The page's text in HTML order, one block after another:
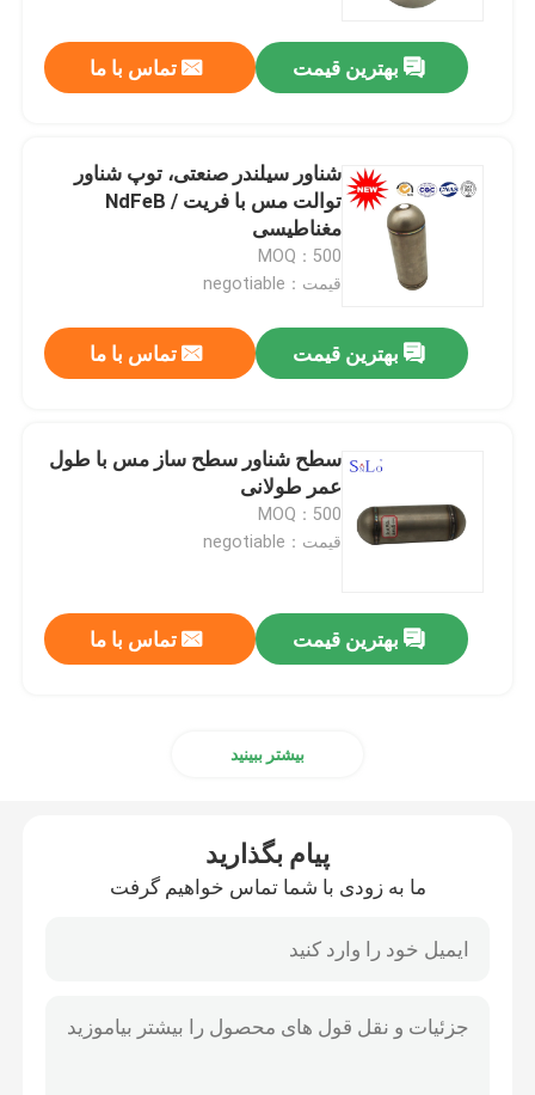
صفحه اصلی
بهترین قیمت تماس با ما
شناور سیلندر صنعتی، توپ شناور
توالت مس با فریت / NdFeB
مغناطیسی
MOQ：500
قیمت：negotiable
بهترین قیمت تماس با ما
سطح شناور سطح ساز مس با طول
عمر طولانی
MOQ：500
قیمت：negotiable
بهترین قیمت تماس با ما
بیشتر ببینید
پیام بگذارید
ما به زودی با شما تماس خواهیم گرفت